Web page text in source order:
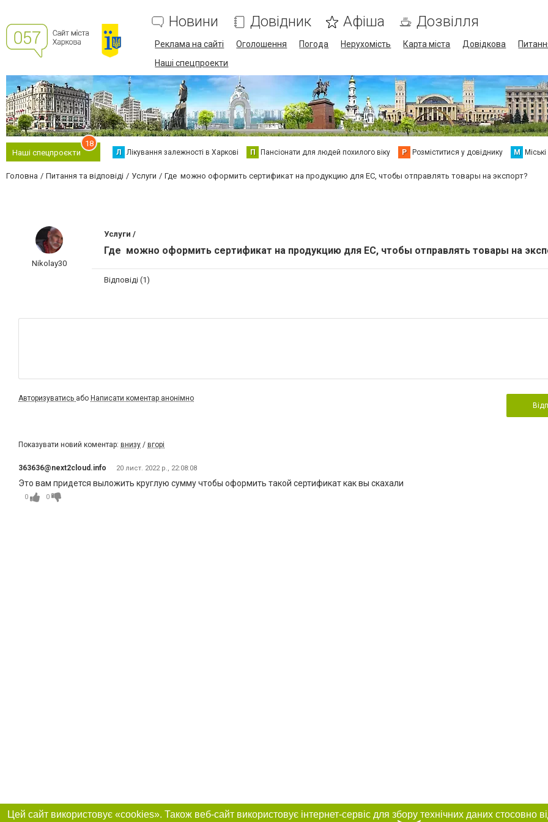
Новини Довідник Афіша Дозвілля
Реклама на сайті Оголошення Погода Нерухомість Карта міста Довідкова
Наші спецпроекти
Наші спецпроєкти
18
Л Лікування залежності в Харкові П Пансіонати для людей похилого віку Р Розміститися у довіднику М
Головна Питання та відповіді Услуги Где можно оформить сертификат на продукцию для ЕС, чтобы отправлять товары на экспорт?
Nikolay30
Услуги /
Где можно оформить сертификат на продукцию для ЕС, чтобы отправлять товары на
Відповіді (1)
Авторизуватись або Написати коментар анонімно
Показувати новий коментар: внизу / вгорі
363636@next2cloud.info 20 лист. 2022 р., 22:08:08
Это вам придется выложить круглую сумму чтобы оформить такой сертификат как вы скахали
0 0